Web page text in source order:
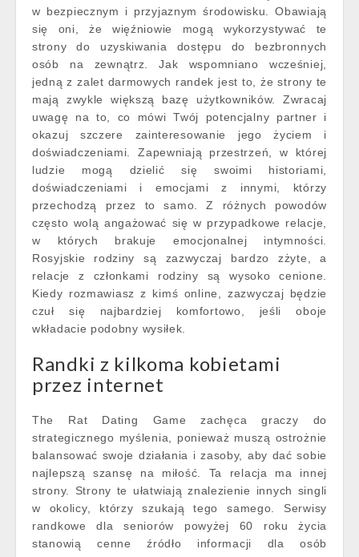
w bezpiecznym i przyjaznym środowisku. Obawiają
się oni, że więźniowie mogą wykorzystywać te
strony do uzyskiwania dostępu do bezbronnych
osób na zewnątrz. Jak wspomniano wcześniej,
jedną z zalet darmowych randek jest to, że strony te
mają zwykle większą bazę użytkowników. Zwracaj
uwagę na to, co mówi Twój potencjalny partner i
okazuj szczere zainteresowanie jego życiem i
doświadczeniami. Zapewniają przestrzeń, w której
ludzie mogą dzielić się swoimi historiami,
doświadczeniami i emocjami z innymi, którzy
przechodzą przez to samo. Z różnych powodów
często wolą angażować się w przypadkowe relacje,
w których brakuje emocjonalnej intymności.
Rosyjskie rodziny są zazwyczaj bardzo zżyte, a
relacje z członkami rodziny są wysoko cenione.
Kiedy rozmawiasz z kimś online, zazwyczaj będzie
czuł się najbardziej komfortowo, jeśli oboje
wkładacie podobny wysiłek.
Randki z kilkoma kobietami
przez internet
The Rat Dating Game zachęca graczy do
strategicznego myślenia, ponieważ muszą ostrożnie
balansować swoje działania i zasoby, aby dać sobie
najlepszą szansę na miłość. Ta relacja ma innej
strony. Strony te ułatwiają znalezienie innych singli
w okolicy, którzy szukają tego samego. Serwisy
randkowe dla seniorów powyżej 60 roku życia
stanowią cenne źródło informacji dla osób